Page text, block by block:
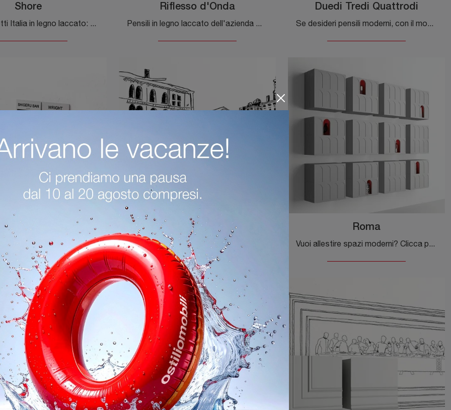
Shore
Pensili Minotti Italia in legno laccato: clicca e scopri di più sul modello Shore, ideale per ultimare spazi moderni.
Riflesso d'Onda
Pensili in legno laccato dell'azienda Minotti Italia: clicca e scopri il modello Riflesso d'Onda tra le più belle soluzioni per il living.
Duedi Tredi Quattrodi
Se desideri pensili moderni, con il modello Duedi Tredi Quattrodi in legno laccato di Minotti Italia potrai ultimare un soggiorno dinamico e ...
Little Italy
Se cerchi mobili giorno moderni, con il modello Little Italy in legno laccato di Minotti Italia potrai completare un living pratico e operativo.
Little Italy Mini
Roma
Vuoi allestire spazi moderni? Clicca per scoprire il pensile Roma in legno laccato del marchio Minotti Italia!